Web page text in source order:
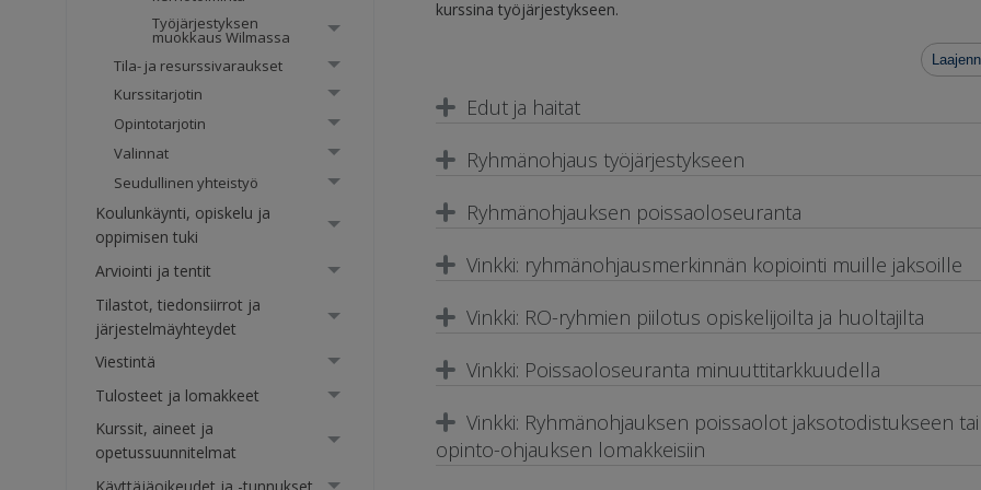
Työjärjestyksen
muokkaus Wilmassa
Tila- ja resurssivaraukset
Kurssitarjotin
Opintotarjotin
Valinnat
Seudullinen yhteistyö
Koulunkäynti, opiskelu ja
oppimisen tuki
Arviointi ja tentit
Tilastot, tiedonsiirrot ja
järjestelmäyhteydet
Viestintä
Tulosteet ja lomakkeet
Kurssit, aineet ja
opetussuunnitelmat
kurssina työjärjestykseen.
Edut ja haitat
Ryhmänohjaus työjärjestykseen
Ryhmänohjauksen poissaoloseuranta
Vinkki: ryhmänohjausmerkinnän kopiointi muille jaksoille
Vinkki: RO-ryhmien piilotus opiskelijoilta ja huoltajilta
Vinkki: Poissaoloseuranta minuuttitarkkuudella
Vinkki: Ryhmänohjauksen poissaolot jaksotodistukseen tai
opinto-ohjauksen lomakkeisiin